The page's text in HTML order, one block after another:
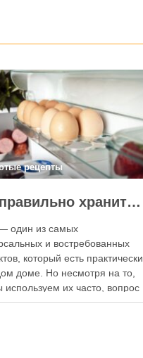
рецепты
Как правильно хранить яйца: в холодильнике или на полке?
один из самых
и востребованных
который есть практически
доме. Но несмотря на то,
используем их часто, вопрос
остаётся актуальным: где